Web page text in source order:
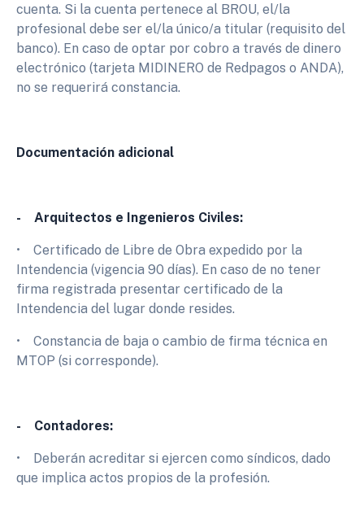
cuenta. Si la cuenta pertenece al BROU, el/la
profesional debe ser el/la único/a titular (requisito del
banco). En caso de optar por cobro a través de dinero
electrónico (tarjeta MIDINERO de Redpagos o ANDA),
no se requerirá constancia.
Documentación adicional
- Arquitectos e Ingenieros Civiles:
• Certificado de Libre de Obra expedido por la
Intendencia (vigencia 90 días). En caso de no tener
firma registrada presentar certificado de la
Intendencia del lugar donde resides.
• Constancia de baja o cambio de firma técnica en
MTOP (si corresponde).
- Contadores:
• Deberán acreditar si ejercen como síndicos, dado
que implica actos propios de la profesión.